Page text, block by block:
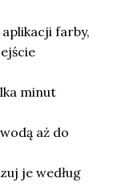
farby,
minut
aż do
je według